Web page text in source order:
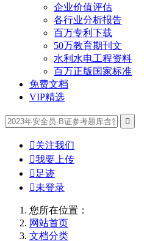
企业价值评估
各行业分析报告
百万专利下载
50万教育期刊文
水利水电工程资料
百万正版国家标准
免费文档
VIP精选

关注我们
我要上传
 足迹
未登录
您所在位置：
网站首页
文档分类